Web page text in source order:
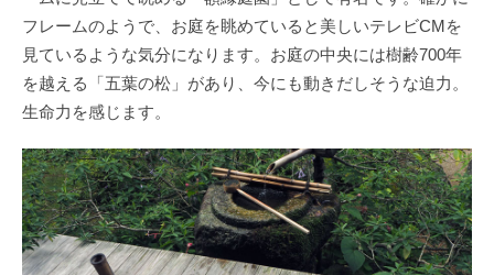
フレームのようで、お庭を眺めていると美しいテレビCMを
見ているような気分になります。お庭の中央には樹齢700年
を越える「五葉の松」があり、今にも動きだしそうな迫力。
生命力を感じます。